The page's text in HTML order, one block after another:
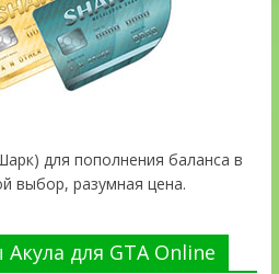
для пополнения баланса в
выбор, разумная цена.
для GTA Online